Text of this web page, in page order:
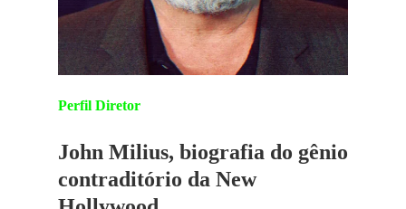
Perfil Diretor
John Milius, biografia do gênio
contraditório da New